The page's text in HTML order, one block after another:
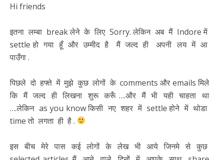
Hi friends
इतना लम्बा break लेने के लिए Sorry. लेकिन अब मैं Indore में
settle हो गया हूँ और उम्मीद है मैं जल्द ही अपनी लय में आ
पाउँगा .
पिछले दो हफ्ते में मुझे कुछ लोगों के comments और emails मिले
कि मैं जल्द ही लिखना शुरू करूँ ….और मैं भी यही चाहता था
….लेकिन as you know किसी नए शहर में settle होने में थोडा
time तो लगता ही है .
इस बीच मेरे पास कई लोगों के लेख भी आये जिनमे से कुछ